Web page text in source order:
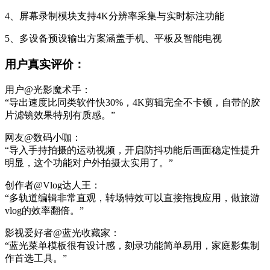
4、屏幕录制模块支持4K分辨率采集与实时标注功能
5、多设备预设输出方案涵盖手机、平板及智能电视
用户真实评价：
用户@光影魔术手：
“导出速度比同类软件快30%，4K剪辑完全不卡顿，自带的胶
片滤镜效果特别有质感。”
网友@数码小咖：
“导入手持拍摄的运动视频，开启防抖功能后画面稳定性提升
明显，这个功能对户外拍摄太实用了。”
创作者@Vlog达人王：
“多轨道编辑非常直观，转场特效可以直接拖拽应用，做旅游
vlog的效率翻倍。”
影视爱好者@蓝光收藏家：
“蓝光菜单模板很有设计感，刻录功能简单易用，家庭影集制
作首选工具。”